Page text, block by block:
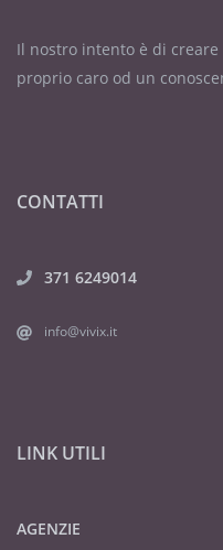
Il nostro intento è di
proprio caro od un
CONTATTI
371 6249014
info@vivix.it
LINK UTILI
AGENZIE